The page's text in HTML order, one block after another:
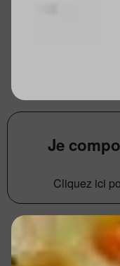
Je
Cliquez ici